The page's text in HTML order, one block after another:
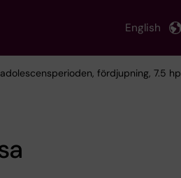
English
fördjupning, 7.5 hp